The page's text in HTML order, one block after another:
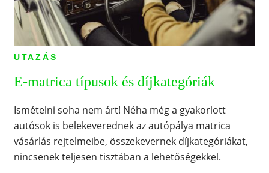
UTAZÁS
E-matrica típusok és díjkategóriák
Ismételni soha nem árt! Néha még a gyakorlott
autósok is belekeverednek az autópálya matrica
vásárlás rejtelmeibe, összekevernek díjkategóriákat,
nincsenek teljesen tisztában a lehetőségekkel.